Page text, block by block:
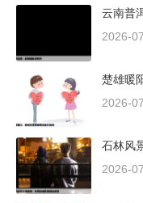
云南普
2026-
楚雄暖
2026-
石林风
2026-